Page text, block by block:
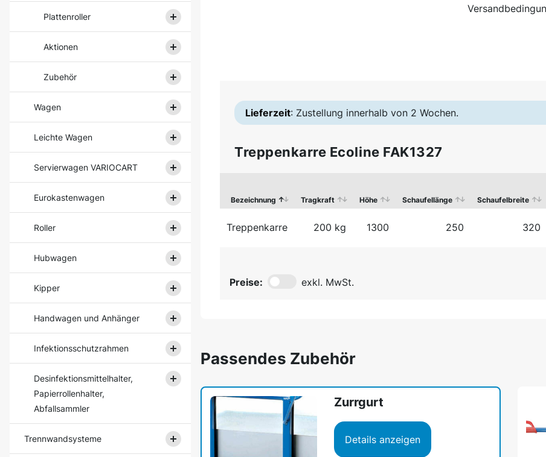
Plattenroller
Aktionen
Zubehör
Wagen
Leichte Wagen
Servierwagen VARIOCART
Eurokastenwagen
Roller
Hubwagen
Kipper
Handwagen und Anhänger
Infektionsschutzrahmen
Desinfektionsmittelhalter,
Papierrollenhalter,
Abfallsammler
Trennwandsysteme
Lieferzeit: Zustellung innerhalb von 2 Wochen.
Treppenkarre Ecoline FAK1327
Bezeichnung Tragkraft Höhe Schaufellänge Schaufelbreite
Treppenkarre 200 kg 1300 250 320
Preise: exkl. MwSt.
Passendes Zubehör
Zurrgurt
Details anzeigen